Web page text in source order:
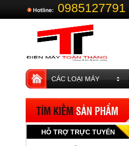
0985127791
CÁC LOẠI MÁY
HỖ TRỢ TRỰC TUYẾN